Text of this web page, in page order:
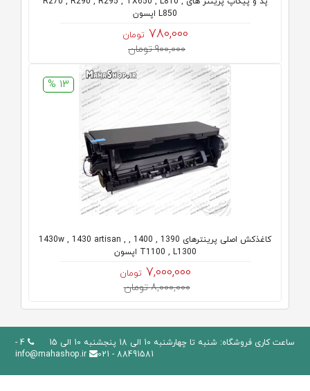
L850 اپسون
780,000 تومان
900,000 تومان
13 %
کاغذکش اصلی پرینترهای 1390 , 1400 , 1430w , 1430 artisan ,
T1100 , L1300 اپسون
7,000,000 تومان
8,000,000 تومان
ساعت کاری فروشگاه: شنبه تا چهارشنبه 10 الی 18 پنجشنبه 10 الی 15
4 -
88491581 - 021
info@mahashop.ir